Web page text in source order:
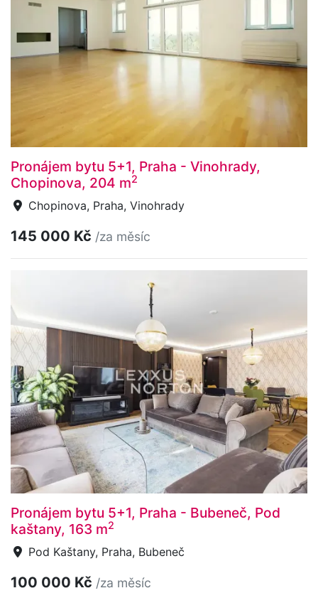
Pronájem bytu 5+1, Praha - Vinohrady,
Chopinova, 204 m2
Chopinova, Praha, Vinohrady
145 000 Kč /za měsíc
Pronájem bytu 5+1, Praha - Bubeneč, Pod
kaštany, 163 m2
Pod Kaštany, Praha, Bubeneč
100 000 Kč /za měsíc